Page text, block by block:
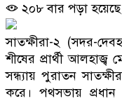
২০৮ বার পড়া হয়েছে
সাতক্ষীরা-২ (সদর-
শীষের প্রার্থী
সন্ধ্যায় পুরাতন
করে। পথসভায়